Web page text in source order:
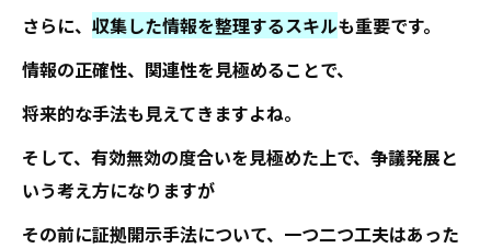
さらに、 収集した情報を整理するスキルも重要です。
情報の正確性、関連性を見極めることで、
将来的な手法も見えてきますよね。
そして、有効無効の度合いを見極めた上で、争議発展と
いう考え方になりますが
その前に証拠開示手法について、一つ二つ工夫はあった